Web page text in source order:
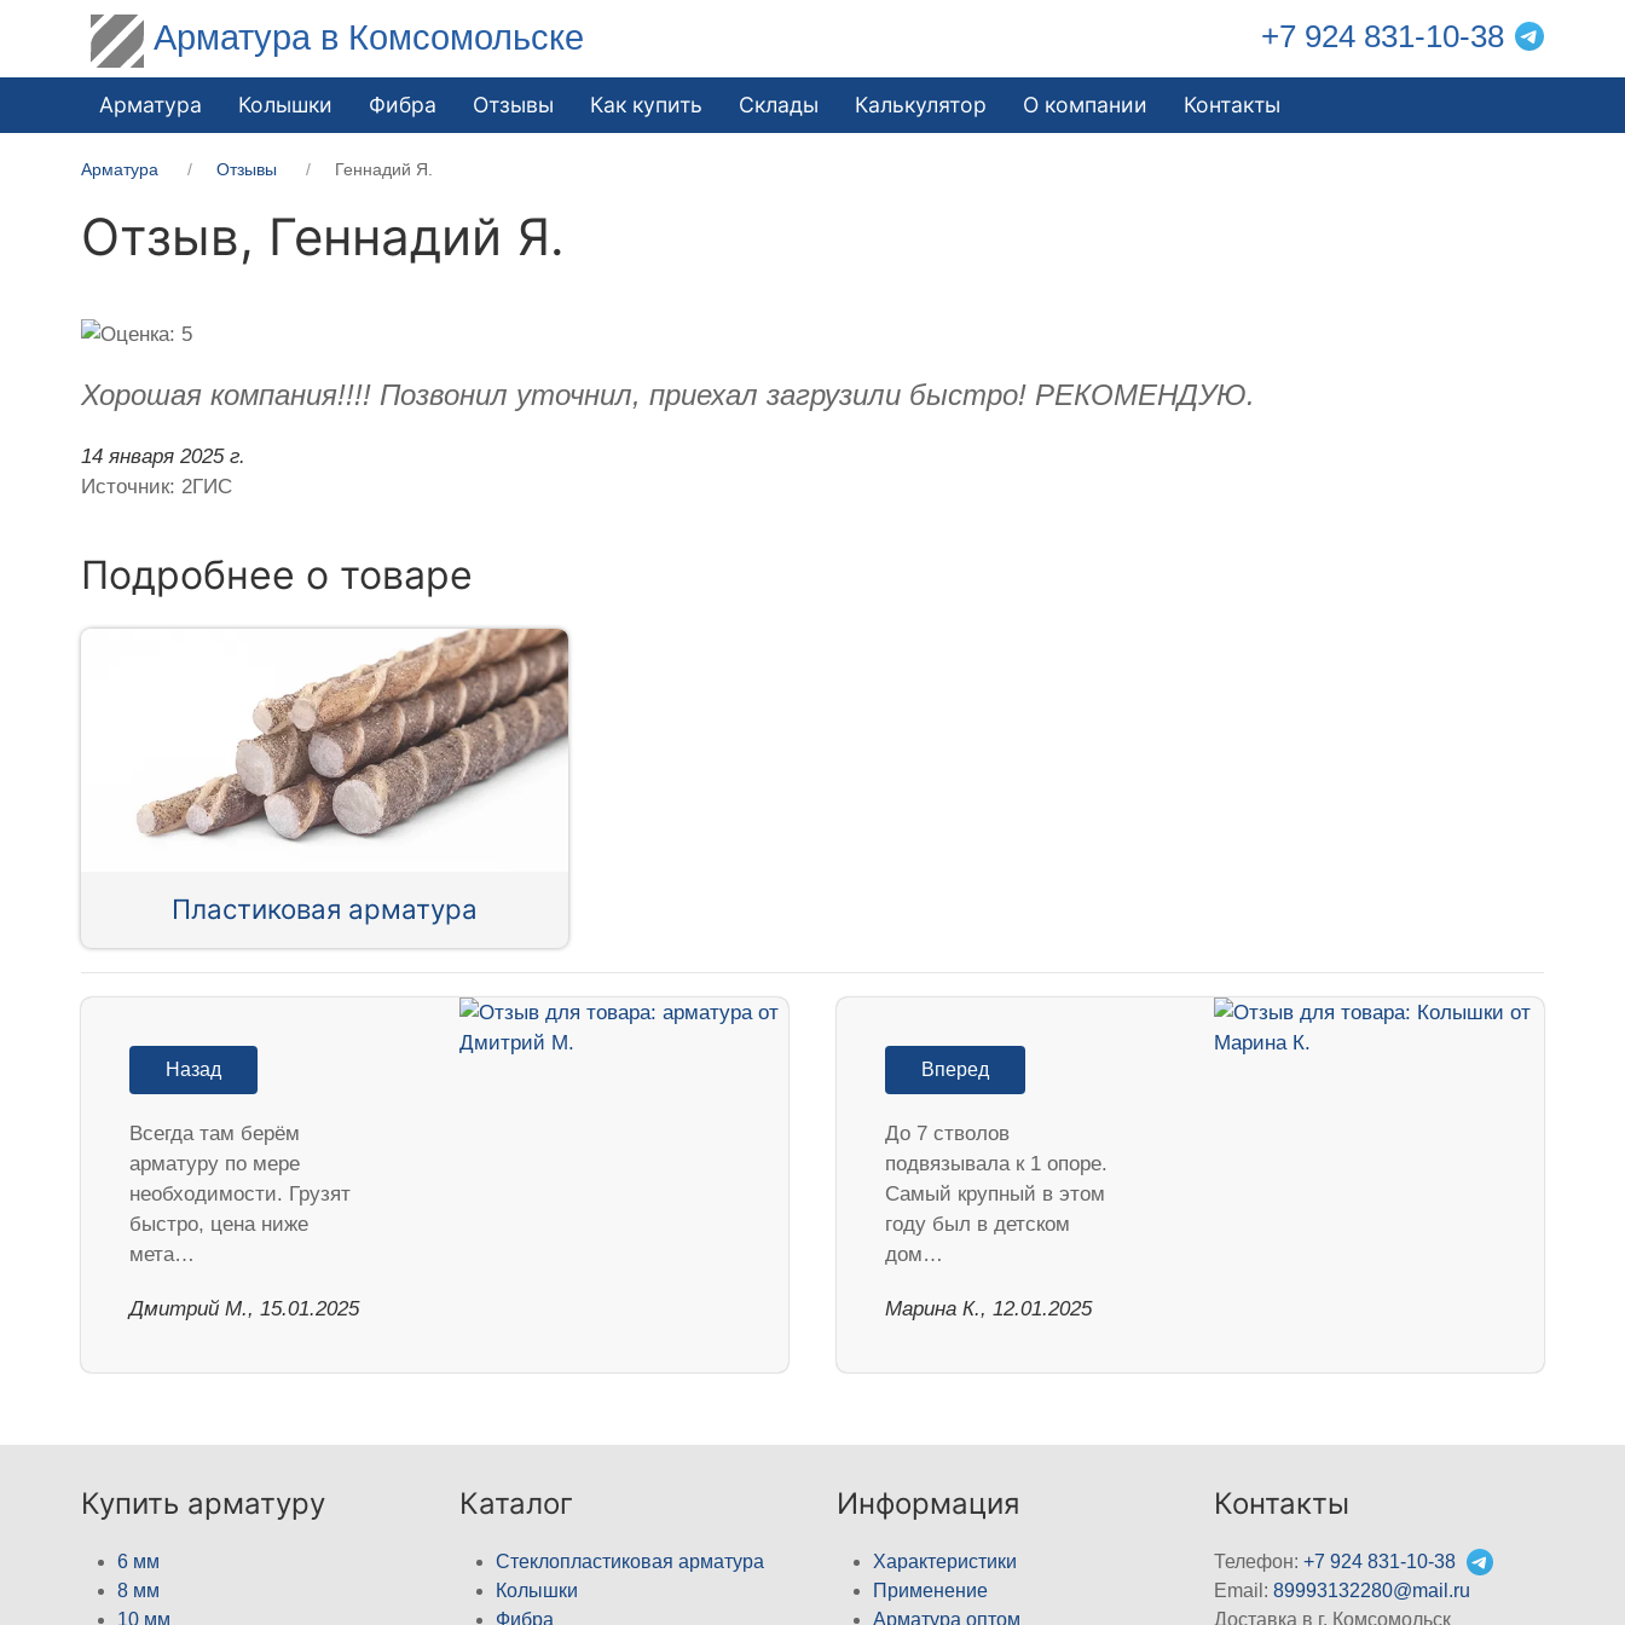
Арматура в Комсомольске +7 924 831-10-38
Арматура Колышки Фибра Отзывы Как купить Склады Калькулятор О компании Контакты
Арматура Отзывы Геннадий Я.
Отзыв, Геннадий Я.
Хорошая компания!!!! Позвонил уточнил, приехал загрузили быстро! РЕКОМЕНДУЮ.
14 января 2025 г.
Источник: 2ГИС
Подробнее о товаре
Пластиковая арматура
Назад
Всегда там берём
арматуру по мере
необходимости. Грузят
быстро, цена ниже
мета…
Дмитрий М., 15.01.2025
Вперед
До 7 стволов
подвязывала к 1 опоре.
Самый крупный в этом
году был в детском
дом…
Марина К., 12.01.2025
Купить арматуру
6 мм
8 мм
10 мм
Каталог
Стеклопластиковая арматура
Колышки
Фибра
Информация
Характеристики
Применение
Арматура оптом
Контакты
Телефон:+7 924 831-10-38
Email:89993132280@mail.ru
Доставка в г. Комсомольск